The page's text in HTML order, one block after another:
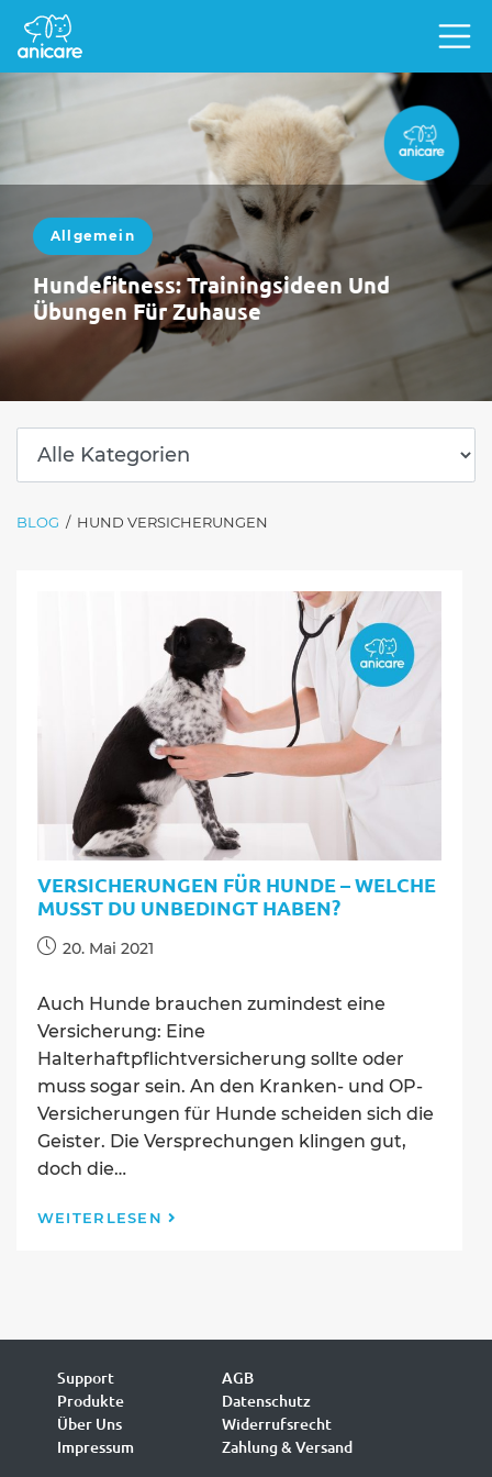
Allgemein
Hundefitness: Trainingsideen Und
Übungen Für Zuhause
Damit der Vierbeiner fit und gesund bleibt,
solltest du mit ihm regelmäßig ein gezieltes
Fitnessprogramm absolvieren. Spezielle
Übungen stärken Muskeln…
WEITERLESEN
BLOG / HUND VERSICHERUNGEN
VERSICHERUNGEN FÜR HUNDE – WELCHE
MUSST DU UNBEDINGT HABEN?
Beitrag
20. Mai 2021
Auch Hunde brauchen zumindest eine
Versicherung: Eine
Halterhaftpflichtversicherung sollte oder
muss sogar sein. An den Kranken- und OP-
Versicherungen für Hunde scheiden sich die
Geister. Die Versprechungen klingen gut,
doch die…
WEITERLESEN
unbedingt
haben?
Support
Produkte
Über Uns
Impressum
AGB
Datenschutz
Widerrufsrecht
Zahlung & Versand